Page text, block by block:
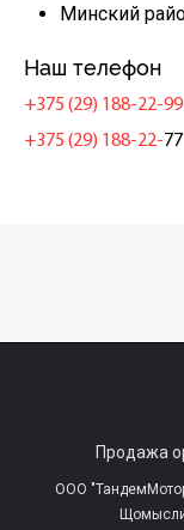
Минский
Наш телефон
+375 (29) 188-22-99
+375 (29) 188-22-77
Продажа
ООО